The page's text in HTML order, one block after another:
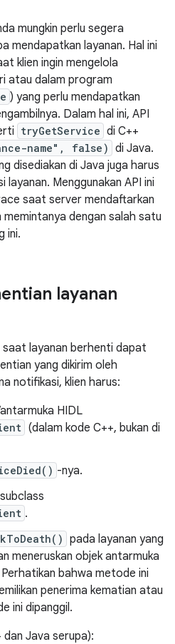
mungkin perlu segera
mendapatkan layanan. Hal ini
klien ingin mengelola
atau dalam program
) yang perlu mendapatkan
Dalam hal ini, API
tryGetService di C++
name", false) di Java.
disediakan di Java juga harus
layanan. Menggunakan API ini
saat server mendaftarkan
dengan salah satu
ini.
layanan
saat layanan berhenti dapat
yang dikirim oleh
notifikasi, klien harus:
HIDL
(dalam kode C++, bukan di
-nya.
.
pada layanan yang
meneruskan objek antarmuka
Perhatikan bahwa metode ini
penerima kematian atau
ini dipanggil.
Java serupa):